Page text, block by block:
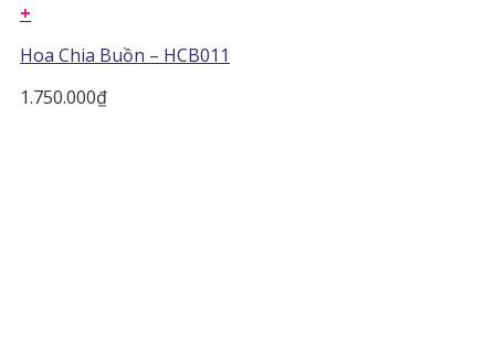
+
Hoa Chia Buồn – HCB011
1.750.000₫